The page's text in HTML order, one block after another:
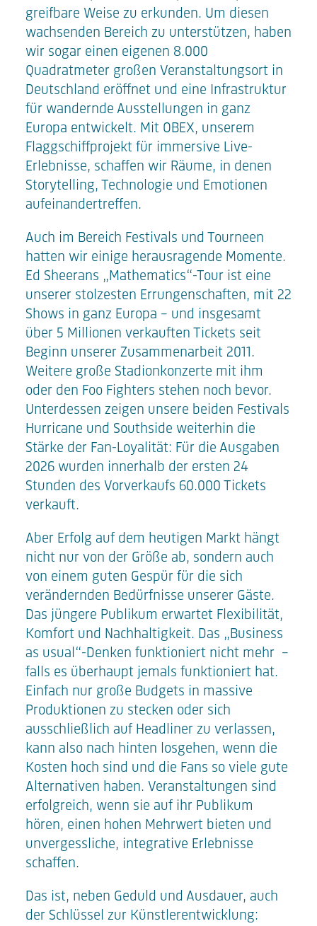
greifbare Weise zu erkunden. Um diesen
wachsenden Bereich zu unterstützen, haben
wir sogar einen eigenen 8.000
Quadratmeter großen Veranstaltungsort in
Deutschland eröffnet und eine Infrastruktur
für wandernde Ausstellungen in ganz
Europa entwickelt. Mit OBEX, unserem
Flaggschiffprojekt für immersive Live-
Erlebnisse, schaffen wir Räume, in denen
Storytelling, Technologie und Emotionen
aufeinandertreffen.
Auch im Bereich Festivals und Tourneen
hatten wir einige herausragende Momente.
Ed Sheerans „Mathematics“-Tour ist eine
unserer stolzesten Errungenschaften, mit 22
Shows in ganz Europa – und insgesamt
über 5 Millionen verkauften Tickets seit
Beginn unserer Zusammenarbeit 2011.
Weitere große Stadionkonzerte mit ihm
oder den Foo Fighters stehen noch bevor.
Unterdessen zeigen unsere beiden Festivals
Hurricane und Southside weiterhin die
Stärke der Fan-Loyalität: Für die Ausgaben
2026 wurden innerhalb der ersten 24
Stunden des Vorverkaufs 60.000 Tickets
verkauft.
Aber Erfolg auf dem heutigen Markt hängt
nicht nur von der Größe ab, sondern auch
von einem guten Gespür für die sich
verändernden Bedürfnisse unserer Gäste.
Das jüngere Publikum erwartet Flexibilität,
Komfort und Nachhaltigkeit. Das „Business
as usual“-Denken funktioniert nicht mehr –
falls es überhaupt jemals funktioniert hat.
Einfach nur große Budgets in massive
Produktionen zu stecken oder sich
ausschließlich auf Headliner zu verlassen,
kann also nach hinten losgehen, wenn die
Kosten hoch sind und die Fans so viele gute
Alternativen haben. Veranstaltungen sind
erfolgreich, wenn sie auf ihr Publikum
hören, einen hohen Mehrwert bieten und
unvergessliche, integrative Erlebnisse
schaffen.
Das ist, neben Geduld und Ausdauer, auch
der Schlüssel zur Künstlerentwicklung: